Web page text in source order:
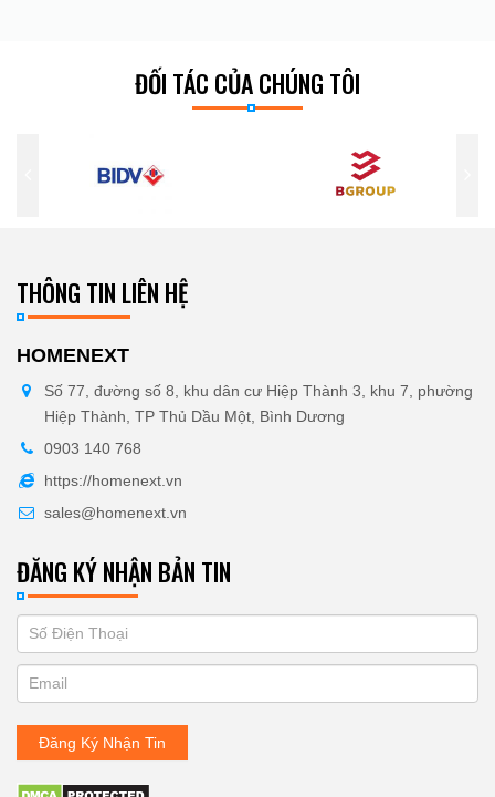
ĐỐI TÁC CỦA CHÚNG TÔI
THÔNG TIN LIÊN HỆ
HOMENEXT
Số 77, đường số 8, khu dân cư Hiệp Thành 3, khu 7, phường
Hiệp Thành, TP Thủ Dầu Một, Bình Dương
0903 140 768
https://homenext.vn
sales@homenext.vn
ĐĂNG KÝ NHẬN BẢN TIN
ĐĂNG
KÝ
NHẬN
BẢN
TIN
you
are
human,
leave
this
Đăng Ký Nhận Tin